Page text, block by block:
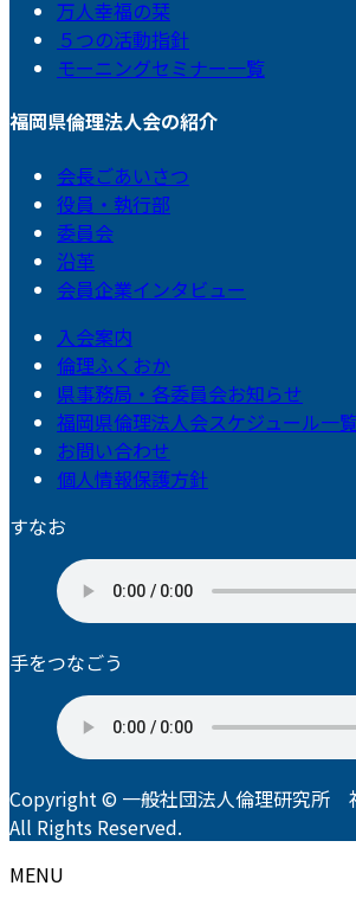
万人幸福の栞
５つの活動指針
モーニングセミナー一覧
福岡県倫理法人会の紹介
会長ごあいさつ
役員・執行部
委員会
沿革
会員企業インタビュー
入会案内
倫理ふくおか
県事務局・各委員会お知らせ
福岡県倫理法人会スケジュール一
お問い合わせ
個人情報保護方針
すなお
手をつなごう
Copyright © 一般社団法人倫理研究所
All Rights Reserved.
MENU